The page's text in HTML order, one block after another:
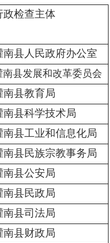
政检查主体
南县人民政府办公室
南县发展和改革委员会
南县教育局
南县科学技术局
南县工业和信息化局
南县民族宗教事务局
南县公安局
南县民政局
南县司法局
南县财政局